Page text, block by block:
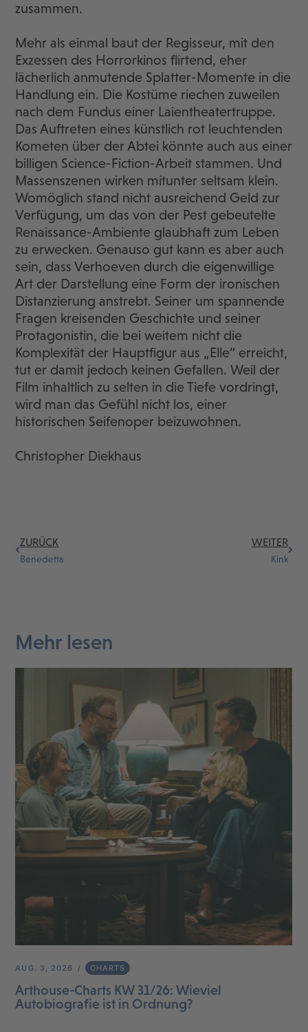
zusammen.
Mehr als einmal baut der Regisseur, mit den
Exzessen des Horrorkinos flirtend, eher
lächerlich anmutende Splatter-Momente in die
Handlung ein. Die Kostüme riechen zuweilen
nach dem Fundus einer Laientheatertruppe.
Das Auftreten eines künstlich rot leuchtenden
Kometen über der Abtei könnte auch aus einer
billigen Science-Fiction-Arbeit stammen. Und
Massenszenen wirken mitunter seltsam klein.
Womöglich stand nicht ausreichend Geld zur
Verfügung, um das von der Pest gebeutelte
Renaissance-Ambiente glaubhaft zum Leben
zu erwecken. Genauso gut kann es aber auch
sein, dass Verhoeven durch die eigenwillige
Art der Darstellung eine Form der ironischen
Distanzierung anstrebt. Seiner um spannende
Fragen kreisenden Geschichte und seiner
Protagonistin, die bei weitem nicht die
Komplexität der Hauptfigur aus „Elle“ erreicht,
tut er damit jedoch keinen Gefallen. Weil der
Film inhaltlich zu selten in die Tiefe vordringt,
wird man das Gefühl nicht los, einer
historischen Seifenoper beizuwohnen.
Christopher Diekhaus
ZURÜCK
Benedetta
WEITER
Kink
Mehr lesen
AUG. 3, 2026 CHARTS
Arthouse-Charts KW 31/26: Wieviel
Autobiografie ist in Ordnung?